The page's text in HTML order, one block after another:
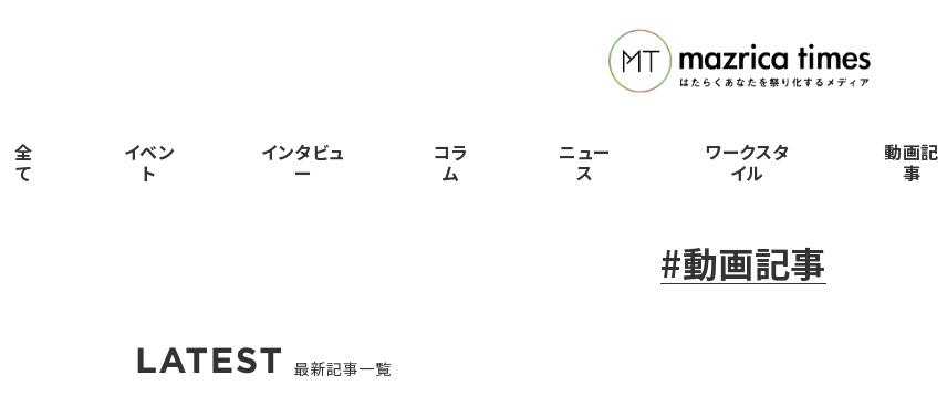
全
て
イベン
ト
インタビュ
ー
コラ
ム
ニュー
ス
ワークスタ
イル
動画記
事
#動画記事
最新記事一覧